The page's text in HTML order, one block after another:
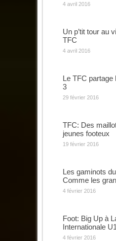
4 avril 2016
Un p’tit tour au
TFC
4 avril 2016
Le TFC partage
3
29 février 2016
TFC: Des
jeunes footeux
19 février 2016
Les gaminots
Comme les
4 février 2016
Foot: Big Up à
Internationale
4 février 2016